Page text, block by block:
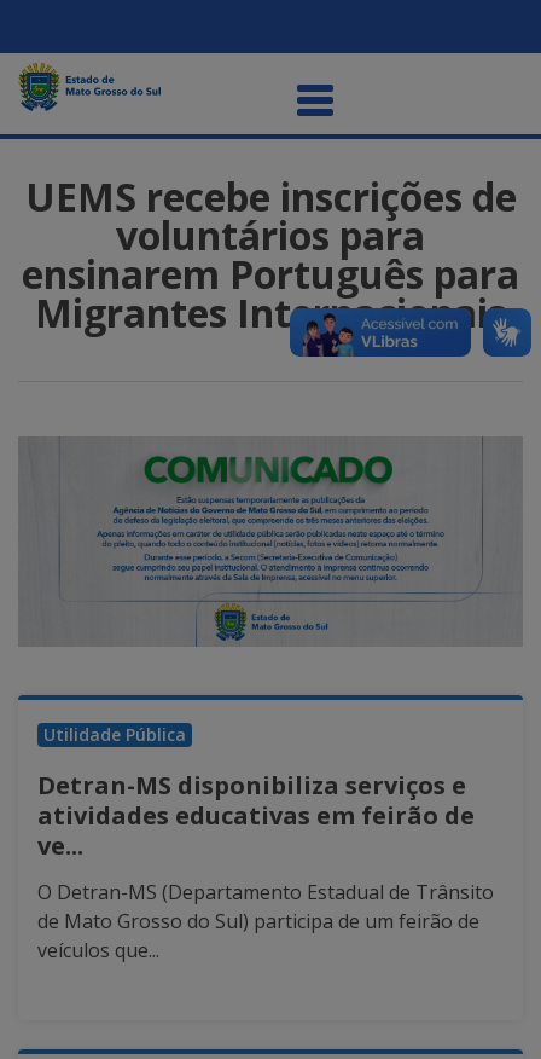
UEMS recebe inscrições de
voluntários para
ensinarem Português para
Migrantes Internacionais
Utilidade Pública
Detran-MS disponibiliza serviços e
atividades educativas em feirão de
ve...
O Detran-MS (Departamento Estadual de Trânsito
de Mato Grosso do Sul) participa de um feirão de
veículos que...